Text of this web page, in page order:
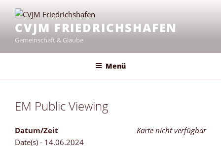
Inhalt
springenCVJM FRIEDRICHSHAFEN
Gemeinschaft & Glaube
Menü
EM Public Viewing
Karte nicht verfügbar
Datum/Zeit
Date(s) - 14.06.2024